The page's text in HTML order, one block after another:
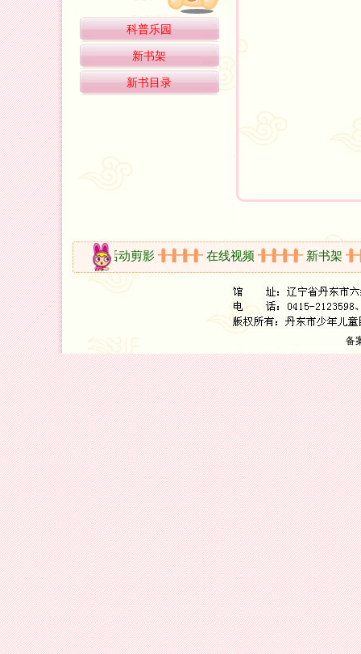
科普乐园
新书架
新书目录
放时间 活动剪影 在线视频 新书架
备